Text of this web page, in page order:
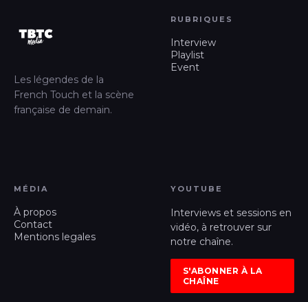
Les légendes de la
French Touch et la scène
française de demain.
RUBRIQUES
Interview
Playlist
Event
MÉDIA
À propos
Contact
Mentions legales
YOUTUBE
Interviews et sessions en
vidéo, à retrouver sur
notre chaîne.
S'ABONNER À LA
CHAÎNE